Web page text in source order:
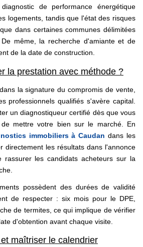
de performance énergétique
logements, tandis que l'état des risques
dans certaines communes délimitées
même, la recherche d'amiante et de
de la date de construction.
la prestation avec méthode ?
la signature du compromis de vente,
professionnels qualifiés s'avère capital.
un diagnostiqueur certifié dès que vous
de mettre votre bien sur le marché. En
immobiliers à Caudan dans les
directement les résultats dans l'annonce
rassurer les candidats acheteurs sur la
possèdent des durées de validité
de respecter : six mois pour le DPE,
de termites, ce qui implique de vérifier
d'obtention avant chaque visite.
maîtriser le calendrier